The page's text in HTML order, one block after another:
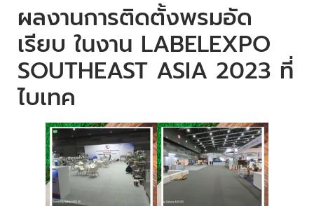
ผลงานการติดตั้งพรมอัด
เรียบ ในงาน LABELEXPO
SOUTHEAST ASIA 2023 ที่
ไบเทค